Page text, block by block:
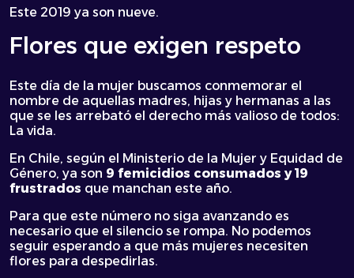
Este 2019 ya son nueve.
Flores que exigen respeto
Este día de la mujer buscamos conmemorar el
nombre de aquellas madres, hijas y hermanas a las
que se les arrebató el derecho más valioso de todos:
La vida.
En Chile, según el Ministerio de la Mujer y Equidad de
Género, ya son 9 femicidios consumados y 19
frustrados que manchan este año.
Para que este número no siga avanzando es
necesario que el silencio se rompa. No podemos
seguir esperando a que más mujeres necesiten
flores para despedirlas.